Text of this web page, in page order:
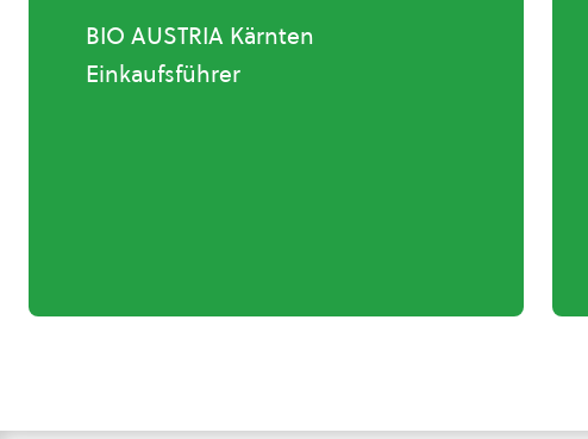
BIO AUSTRIA Kärnten
Einkaufsführer